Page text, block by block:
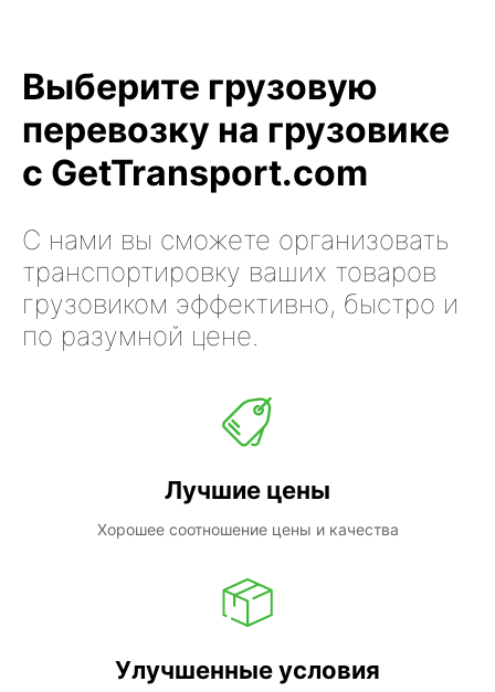
Выберите грузовую
перевозку на грузовике
с GetTransport.com
С нами вы сможете организовать
транспортировку ваших товаров
грузовиком эффективно, быстро и
по разумной цене.
Лучшие цены
Хорошее соотношение цены и качества
Улучшенные условия